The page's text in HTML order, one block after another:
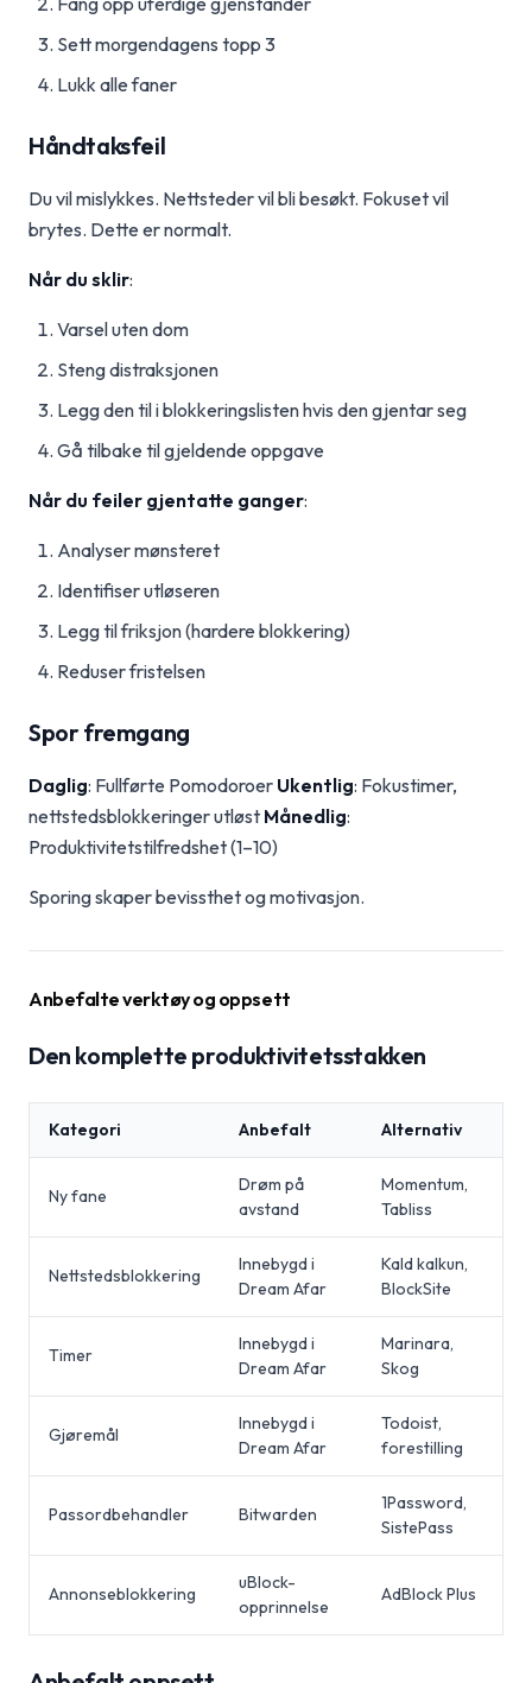
Sett morgendagens topp 3
Lukk alle faner
Håndtaksfeil
Du vil mislykkes. Nettsteder vil bli besøkt. Fokuset vil
brytes. Dette er normalt.
Når du sklir:
Varsel uten dom
Steng distraksjonen
Legg den til i blokkeringslisten hvis den gjentar seg
Gå tilbake til gjeldende oppgave
Når du feiler gjentatte ganger:
Analyser mønsteret
Identifiser utløseren
Legg til friksjon (hardere blokkering)
Reduser fristelsen
Spor fremgang
Daglig: Fullførte Pomodoroer Ukentlig: Fokustimer,
nettstedsblokkeringer utløst Månedlig:
Produktivitetstilfredshet (1–10)
Sporing skaper bevissthet og motivasjon.
Anbefalte verktøy og oppsett
Den komplette produktivitetsstakken
Kategori Anbefalt Alternativ
Ny fane
Drøm på
avstand
Momentum,
Tabliss
Nettstedsblokkering
Innebygd i
Dream Afar
Kald kalkun,
BlockSite
Timer
Innebygd i
Dream Afar
Marinara,
Skog
Gjøremål
Innebygd i
Dream Afar
Todoist,
forestilling
Passordbehandler Bitwarden
1Password,
SistePass
Annonseblokkering
uBlock-
opprinnelse
AdBlock Plus